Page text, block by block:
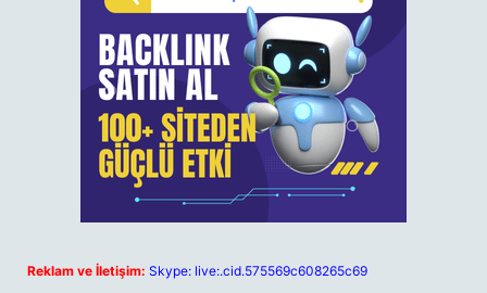
Reklam ve İletişim: Skype: live:.cid.575569c608265c69